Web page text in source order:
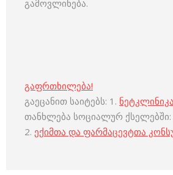
გამოვლინება.
გაფრთხილება!
გაეცანით საიტებს: 1. ნეტკლინიკა
თანხლება სოციალურ ქსელებში:
2. ექიმთა და ფარმაცევტთა